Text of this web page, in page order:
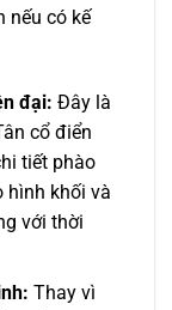
nếu có kế
đại: Đây là
cổ điển
tiết phào
hình khối và
với thời
Thay vì